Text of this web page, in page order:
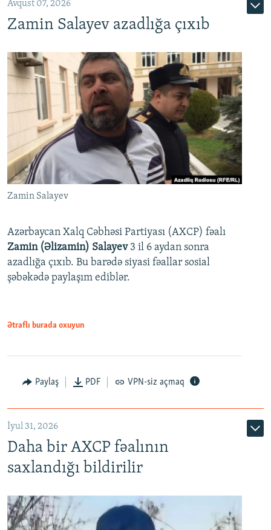
Avqust 07, 2026
Zamin Salayev azadlığa çıxıb
Zamin Salayev
Azərbaycan Xalq Cəbhəsi Partiyası (AXCP) fəalı
Zamin (Əlizamin) Salayev 3 il 6 aydan sonra
azadlığa çıxıb. Bu barədə siyasi fəallar sosial
şəbəkədə paylaşım ediblər.
Ətraflı burada oxuyun
Paylaş PDF VPN-siz açmaq
İyul 31, 2026
Daha bir AXCP fəalının
saxlandığı bildirilir